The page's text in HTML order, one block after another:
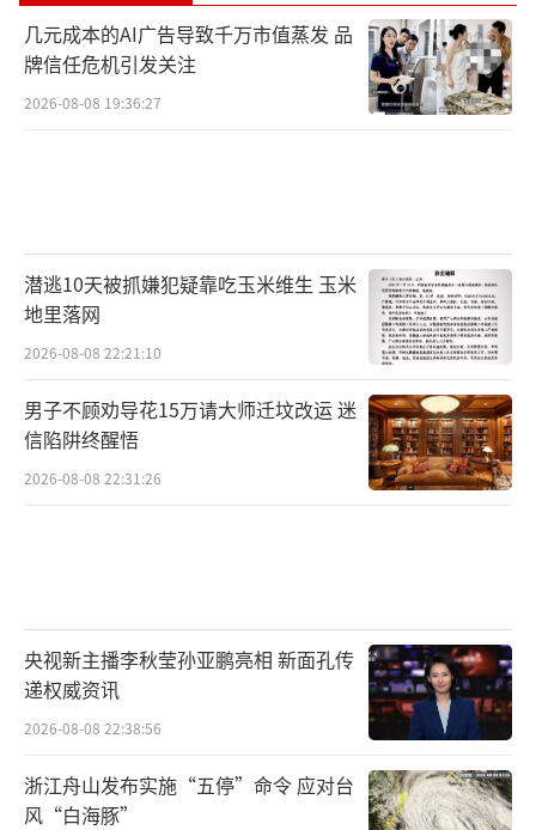
几元成本的AI广告导致千万市值蒸发 品
牌信任危机引发关注
2026-08-08 19:36:27
潜逃10天被抓嫌犯疑靠吃玉米维生 玉米
地里落网
2026-08-08 22:21:10
男子不顾劝导花15万请大师迁坟改运 迷
信陷阱终醒悟
2026-08-08 22:31:26
央视新主播李秋莹孙亚鹏亮相 新面孔传
递权威资讯
2026-08-08 22:38:56
浙江舟山发布实施“五停”命令 应对台
风“白海豚”